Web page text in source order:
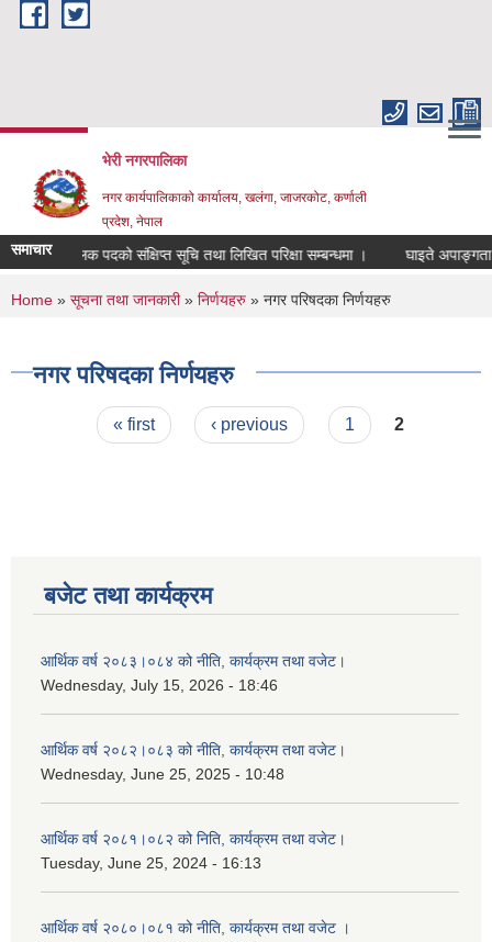
Skip to main content
भेरी नगरपालिका
नगर कार्यपालिकाको कार्यालय, खलंगा, जाजरकोट, कर्णाली
प्रदेश, नेपाल
समाचार
परिचालक पदको संक्षिप्त सूचि तथा लिखित परिक्षा सम्बन्धमा । घाइते अपाङ्गता
You are here
Home » सूचना तथा जानकारी» निर्णयहरु » नगर परिषदका निर्णयहरु
नगर परिषदका निर्णयहरु
Pages« first ‹ previous 1 2
बजेट तथा कार्यक्रम
आर्थिक वर्ष २०८३।०८४ को नीति, कार्यक्रम तथा वजेट।
Wednesday, July 15, 2026 - 18:46
आर्थिक वर्ष २०८२।०८३ को नीति, कार्यक्रम तथा वजेट।
Wednesday, June 25, 2025 - 10:48
आर्थिक वर्ष २०८१।०८२ को निति, कार्यक्रम तथा वजेट।
Tuesday, June 25, 2024 - 16:13
आर्थिक वर्ष २०८०।०८१ को नीति, कार्यक्रम तथा वजेट ।